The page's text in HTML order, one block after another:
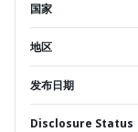
国家
地区
发布日期
Disclosure Status